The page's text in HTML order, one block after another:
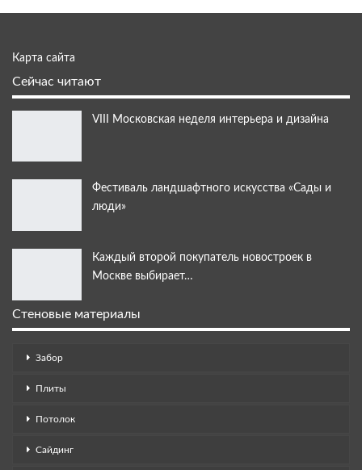
Карта сайта
Сейчас читают
VIII Московская неделя интерьера и дизайна
Фестиваль ландшафтного искусства «Сады и
люди»
Каждый второй покупатель новостроек в
Москве выбирает…
Стеновые материалы
Забор
Плиты
Потолок
Сайдинг